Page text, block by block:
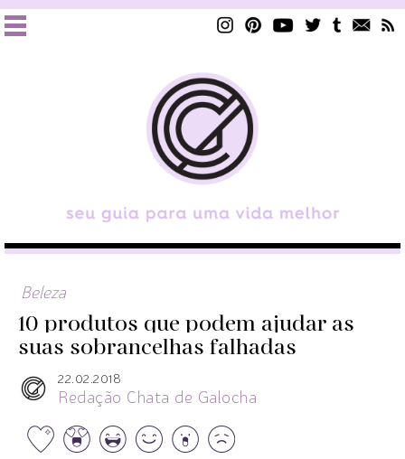
Beleza
10 produtos que podem ajudar as
suas sobrancelhas falhadas
22.02.2018
Redação Chata de Galocha